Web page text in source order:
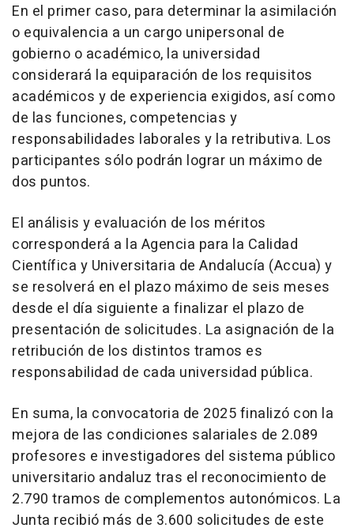
En el primer caso, para determinar la asimilación
o equivalencia a un cargo unipersonal de
gobierno o académico, la universidad
considerará la equiparación de los requisitos
académicos y de experiencia exigidos, así como
de las funciones, competencias y
responsabilidades laborales y la retributiva. Los
participantes sólo podrán lograr un máximo de
dos puntos.
El análisis y evaluación de los méritos
corresponderá a la Agencia para la Calidad
Científica y Universitaria de Andalucía (Accua) y
se resolverá en el plazo máximo de seis meses
desde el día siguiente a finalizar el plazo de
presentación de solicitudes. La asignación de la
retribución de los distintos tramos es
responsabilidad de cada universidad pública.
En suma, la convocatoria de 2025 finalizó con la
mejora de las condiciones salariales de 2.089
profesores e investigadores del sistema público
universitario andaluz tras el reconocimiento de
2.790 tramos de complementos autonómicos. La
Junta recibió más de 3.600 solicitudes de este